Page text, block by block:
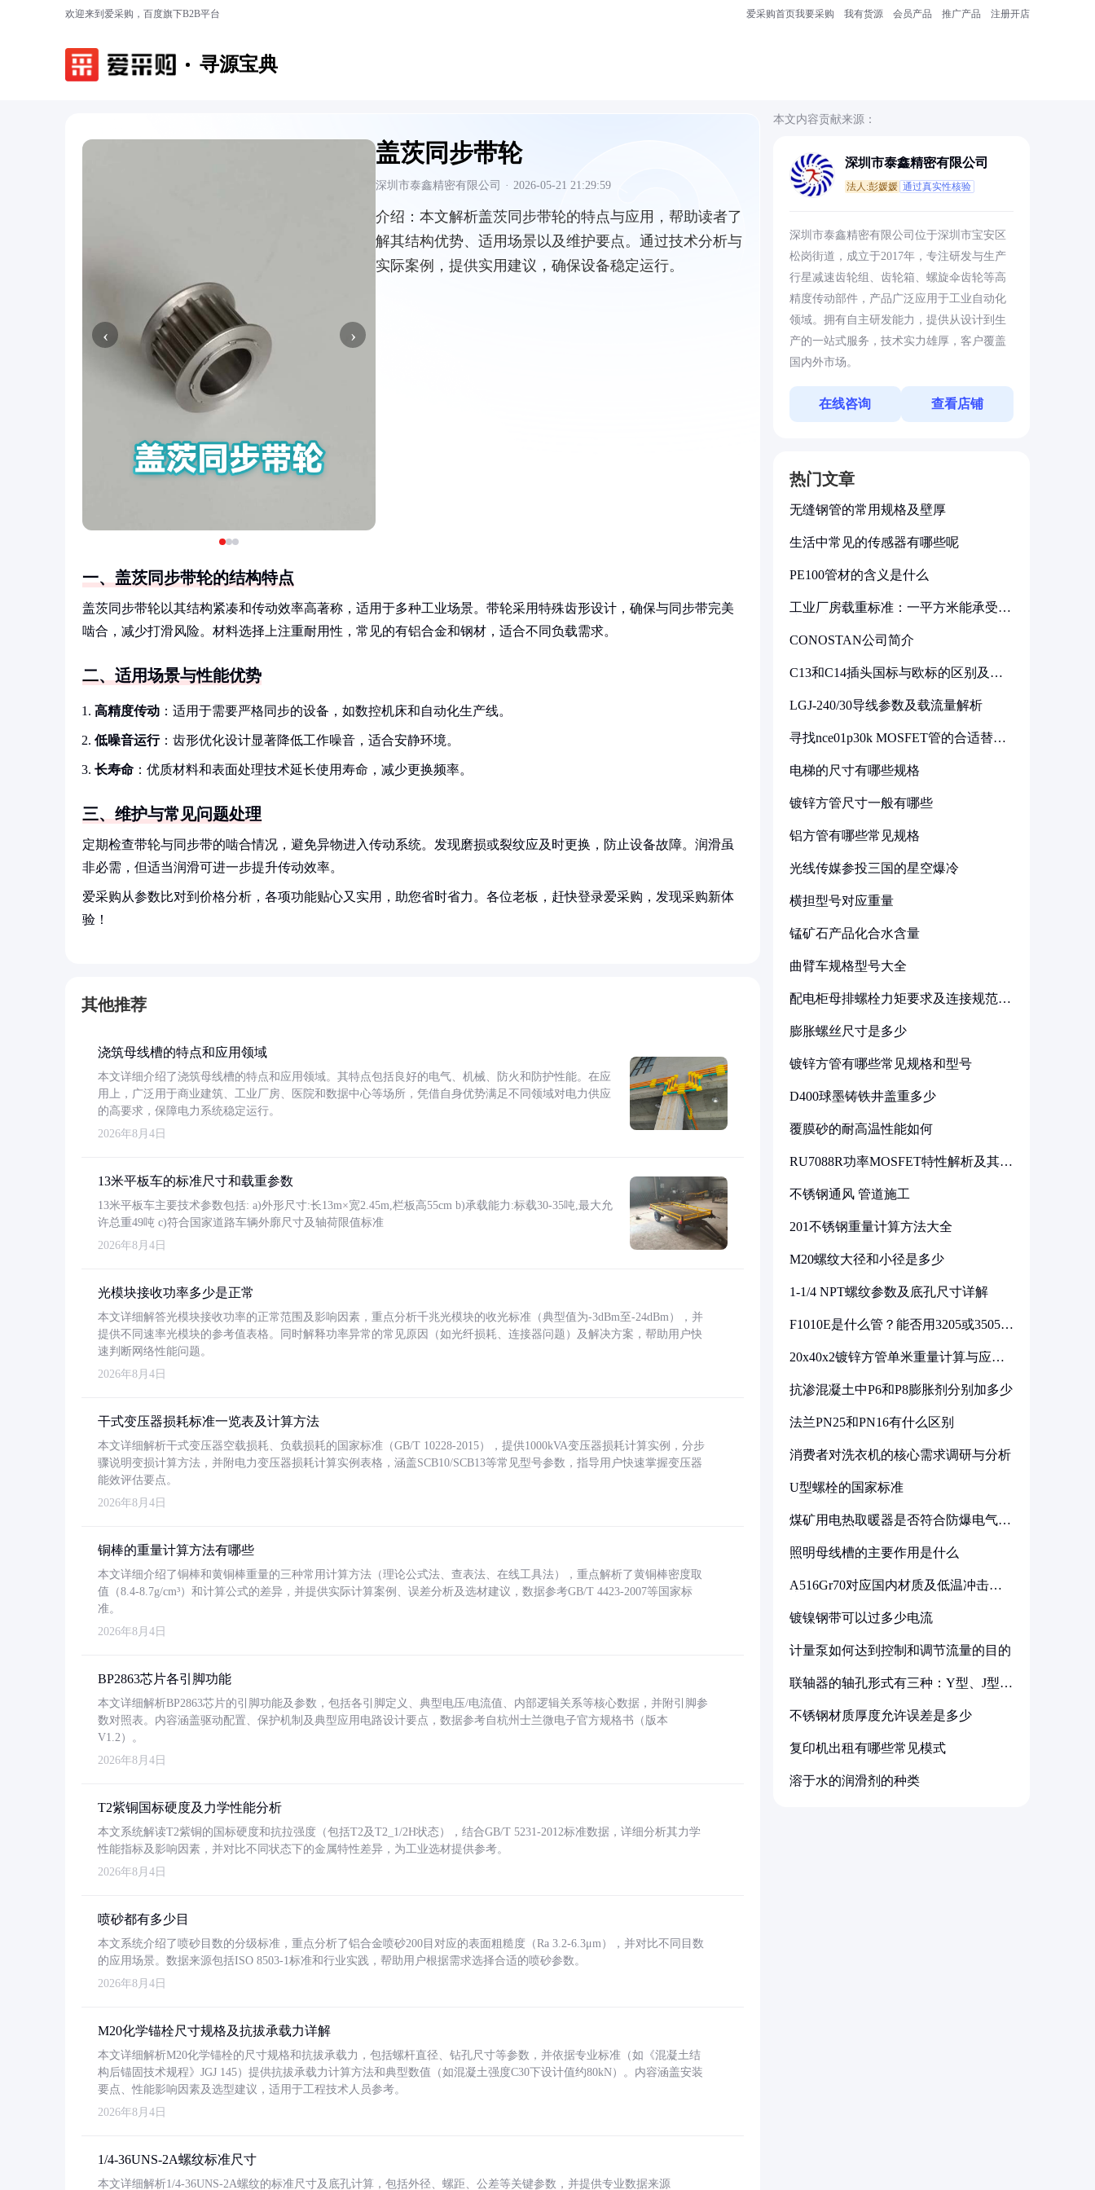
欢迎来到爱采购，百度旗下B2B平台 爱采购首页我要采购 我有货源 会员产品 推广产品 注册开店
寻源宝典
‹ ›
盖茨同步带轮
深圳市泰鑫精密有限公司 · 2026-05-21 21:29:59
介绍： 本文解析盖茨同步带轮的特点与应用，帮助读者了
解其结构优势、适用场景以及维护要点。通过技术分析与
实际案例，提供实用建议，确保设备稳定运行。
一、盖茨同步带轮的结构特点
盖茨同步带轮以其结构紧凑和传动效率高著称，适用于多种工业场景。带轮采用特殊齿形设计，确保与同步带完美
啮合，减少打滑风险。材料选择上注重耐用性，常见的有铝合金和钢材，适合不同负载需求。
二、适用场景与性能优势
高精度传动 ：适用于需要严格同步的设备，如数控机床和自动化生产线。
低噪音运行：齿形优化设计显著降低工作噪音，适合安静环境。
长寿命 ：优质材料和表面处理技术延长使用寿命，减少更换频率。
三、维护与常见问题处理
定期检查带轮与同步带的啮合情况，避免异物进入传动系统。发现磨损或裂纹应及时更换，防止设备故障。润滑虽
非必需，但适当润滑可进一步提升传动效率。
爱采购从参数比对到价格分析，各项功能贴心又实用，助您省时省力。各位老板，赶快登录爱采购，发现采购新体
验！
其他推荐
浇筑母线槽的特点和应用领域
本文详细介绍了浇筑母线槽的特点和应用领域。其特点包括良好的电气、机械、防火和防护性能。在应
用上，广泛用于商业建筑、工业厂房、医院和数据中心等场所，凭借自身优势满足不同领域对电力供应
的高要求，保障电力系统稳定运行。
2026年8月4日
13米平板车的标准尺寸和载重参数
13米平板车主要技术参数包括: a)外形尺寸:长13m×宽2.45m,栏板高55cm b)承载能力:标载30-35吨,最大允
许总重49吨 c)符合国家道路车辆外廓尺寸及轴荷限值标准
2026年8月4日
光模块接收功率多少是正常
本文详细解答光模块接收功率的正常范围及影响因素，重点分析千兆光模块的收光标准（典型值为-3dBm至-24dBm），并
提供不同速率光模块的参考值表格。同时解释功率异常的常见原因（如光纤损耗、连接器问题）及解决方案，帮助用户快
速判断网络性能问题。
2026年8月4日
干式变压器损耗标准一览表及计算方法
本文详细解析干式变压器空载损耗、负载损耗的国家标准（GB/T 10228-2015），提供1000kVA变压器损耗计算实例，分步
骤说明变损计算方法，并附电力变压器损耗计算实例表格，涵盖SCB10/SCB13等常见型号参数，指导用户快速掌握变压器
能效评估要点。
2026年8月4日
铜棒的重量计算方法有哪些
本文详细介绍了铜棒和黄铜棒重量的三种常用计算方法（理论公式法、查表法、在线工具法），重点解析了黄铜棒密度取
值（8.4-8.7g/cm³）和计算公式的差异，并提供实际计算案例、误差分析及选材建议，数据参考GB/T 4423-2007等国家标
准。
2026年8月4日
BP2863芯片各引脚功能
本文详细解析BP2863芯片的引脚功能及参数，包括各引脚定义、典型电压/电流值、内部逻辑关系等核心数据，并附引脚参
数对照表。内容涵盖驱动配置、保护机制及典型应用电路设计要点，数据参考自杭州士兰微电子官方规格书（版本
V1.2）。
2026年8月4日
T2紫铜国标硬度及力学性能分析
本文系统解读T2紫铜的国标硬度和抗拉强度（包括T2及T2_1/2H状态），结合GB/T 5231-2012标准数据，详细分析其力学
性能指标及影响因素，并对比不同状态下的金属特性差异，为工业选材提供参考。
2026年8月4日
喷砂都有多少目
本文系统介绍了喷砂目数的分级标准，重点分析了铝合金喷砂200目对应的表面粗糙度（Ra 3.2-6.3μm），并对比不同目数
的应用场景。数据来源包括ISO 8503-1标准和行业实践，帮助用户根据需求选择合适的喷砂参数。
2026年8月4日
M20化学锚栓尺寸规格及抗拔承载力详解
本文详细解析M20化学锚栓的尺寸规格和抗拔承载力，包括螺杆直径、钻孔尺寸等参数，并依据专业标准（如《混凝土结
构后锚固技术规程》JGJ 145）提供抗拔承载力计算方法和典型数值（如混凝土强度C30下设计值约80kN）。内容涵盖安装
要点、性能影响因素及选型建议，适用于工程技术人员参考。
2026年8月4日
1/4-36UNS-2A螺纹标准尺寸
本文详细解析1/4-36UNS-2A螺纹的标准尺寸及底孔计算，包括外径、螺距、公差等关键参数，并提供专业数据来源
本文内容贡献来源：
深圳市泰鑫精密有限公司
法人:彭媛媛 通过真实性核验
深圳市泰鑫精密有限公司位于深圳市宝安区
松岗街道，成立于2017年，专注研发与生产
行星减速齿轮组、齿轮箱、螺旋伞齿轮等高
精度传动部件，产品广泛应用于工业自动化
领域。拥有自主研发能力，提供从设计到生
产的一站式服务，技术实力雄厚，客户覆盖
国内外市场。
在线咨询 查看店铺
热门文章
无缝钢管的常用规格及壁厚
生活中常见的传感器有哪些呢
PE100管材的含义是什么
工业厂房载重标准：一平方米能承受多
CONOSTAN公司简介
C13和C14插头国标与欧标的区别及其
LGJ-240/30导线参数及载流量解析
寻找nce01p30k MOSFET管的合适替代
电梯的尺寸有哪些规格
镀锌方管尺寸一般有哪些
铝方管有哪些常见规格
光线传媒参投三国的星空爆冷
横担型号对应重量
锰矿石产品化合水含量
曲臂车规格型号大全
配电柜母排螺栓力矩要求及连接规范详
膨胀螺丝尺寸是多少
镀锌方管有哪些常见规格和型号
D400球墨铸铁井盖重多少
覆膜砂的耐高温性能如何
RU7088R功率MOSFET特性解析及其在
不锈钢通风 管道施工
201不锈钢重量计算方法大全
M20螺纹大径和小径是多少
1-1/4 NPT螺纹参数及底孔尺寸详解
F1010E是什么管？能否用3205或3505代
20x40x2镀锌方管单米重量计算与应用
抗渗混凝土中P6和P8膨胀剂分别加多少
法兰PN25和PN16有什么区别
消费者对洗衣机的核心需求调研与分析
U型螺栓的国家标准
煤矿用电热取暖器是否符合防爆电气设
照明母线槽的主要作用是什么
A516Gr70对应国内材质及低温冲击要
镀镍钢带可以过多少电流
计量泵如何达到控制和调节流量的目的
联轴器的轴孔形式有三种：Y型、J型、
不锈钢材质厚度允许误差是多少
复印机出租有哪些常见模式
溶于水的润滑剂的种类